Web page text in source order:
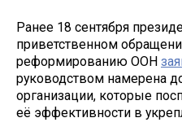
Ранее 18 сентября
приветственном
реформированию ООН
руководством намерена
организации, которые
её эффективности в